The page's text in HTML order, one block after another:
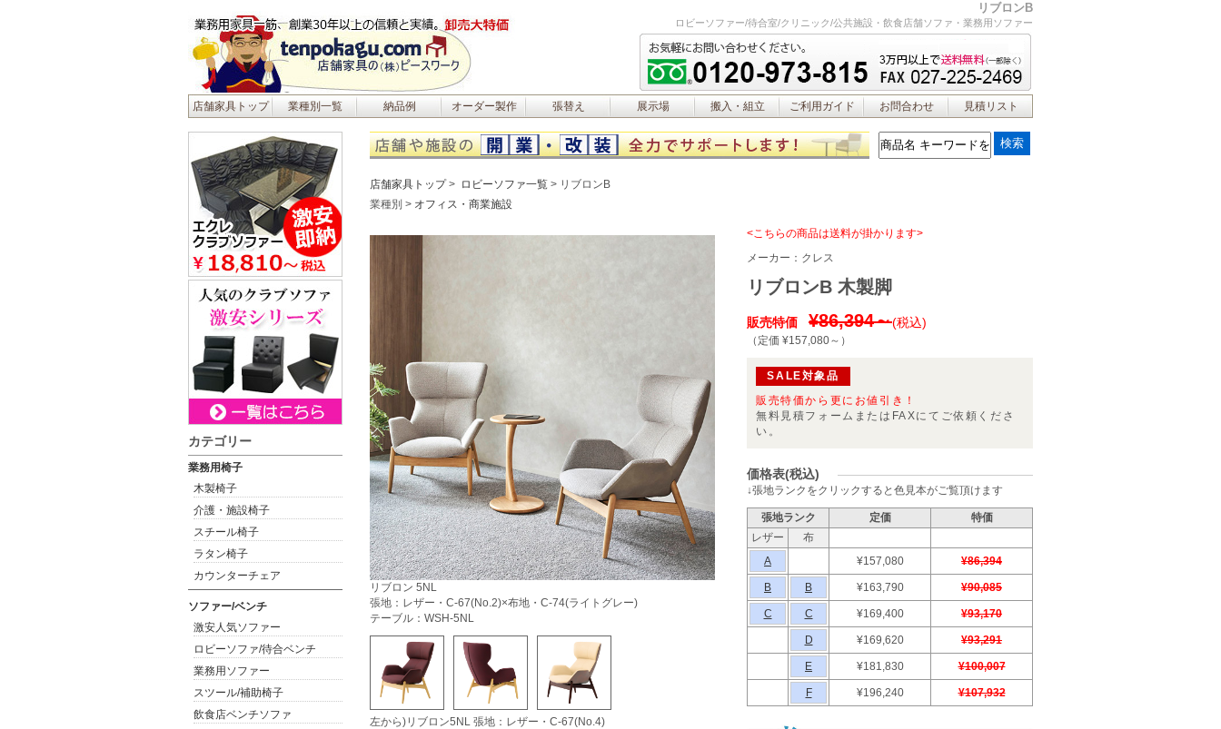
リブロンB
ロビーソファー/待合室/クリニック/公共施設・飲食店舗ソファ・業務用ソファー
店舗家具トップ 業種別一覧 納品例 オーダー製作 張替え 展示場 搬入・組立 ご利用ガイド お問合わせ 見積リスト
店舗家具トップ ロビーソファ一覧
リブロンB
業種別
オフィス・商業施設
リブロン 5NL
張地：レザー・C-67(No.2)×布地・C-74(ライトグレー)
テーブル：WSH-5NL
左から)リブロン5NL 張地：レザー・C-67(No.4)
<こちらの商品は送料が掛かります>
メーカー： クレス
リブロンB 木製脚
販売特価 ¥86,394～(税込)
（定価 ¥157,080～ ）
SALE対象品
販売特価から更にお値引き！
無料見積フォームまたはFAXにてご依頼くださ
い。
価格表(税込)
↓張地ランクをクリックすると色見本がご覧頂けます
張地ランク 定価
特価
レザー
布
A
¥157,080 ¥86,394
B B ¥163,790 ¥90,085
C C ¥169,400 ¥93,170
D ¥169,620 ¥93,291
E ¥181,830 ¥100,007
F ¥196,240 ¥107,932
カテゴリー
業務用椅子
木製椅子
介護・施設椅子
スチール椅子
ラタン椅子
カウンターチェア
ソファー/ベンチ
激安人気ソファー
ロビーソファ/待合ベンチ
業務用ソファー
スツール/補助椅子
飲食店ベンチソファ